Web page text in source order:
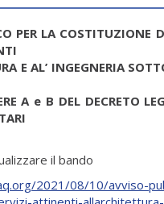
PER LA COSTITUZIONE
E AL’ INGEGNERIA
A e B DEL DECRETO
il bando
2021/08/10/avviso-